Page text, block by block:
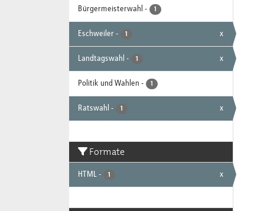
Bürgermeisterwahl - 1
Eschweiler - 1 x
Landtagswahl - 1 x
Politik und Wahlen - 1
Ratswahl - 1 x
Formate
HTML - 1 x